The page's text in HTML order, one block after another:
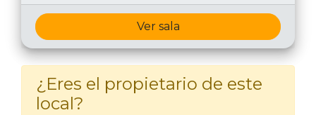
Ver sala
¿Eres el propietario de este
local?